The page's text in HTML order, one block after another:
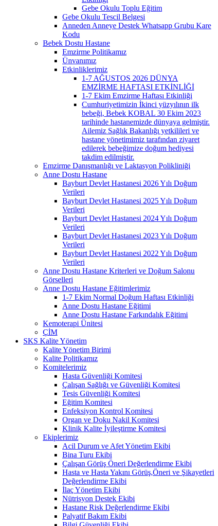
Gebe Okulu Toplu Eğitim
Gebe Okulu Tescil Belgesi
Anneden Anneye Destek Whatsapp Grubu Kare
Kodu
Bebek Dostu Hastane
Emzirme Politikamız
Ünvanımız
Etkinliklerimiz
1-7 AĞUSTOS 2026 DÜNYA
EMZİRME HAFTASI ETKİNLİĞİ
1-7 Ekim Emzirme Haftası Etkinliği
Cumhuriyetimizin İkinci yüzyılının ilk
bebeği, Bebek KOBAL 30 Ekim 2023
tarihinde hastanemizde dünyaya gelmiştir.
Ailemiz Sağlık Bakanlığı yetkilileri ve
hastane yönetimimiz tarafından ziyaret
edilerek bebeğimize doğum hediyesi
takdim edilmiştir.
Emzirme Danışmanlığı ve Laktasyon Polikliniği
Anne Dostu Hastane
Bayburt Devlet Hastanesi 2026 Yılı Doğum
Verileri
Bayburt Devlet Hastanesi 2025 Yılı Doğum
Verileri
Bayburt Devlet Hastanesi 2024 Yılı Doğum
Verileri
Bayburt Devlet Hastanesi 2023 Yılı Doğum
Verileri
Bayburt Devlet Hastanesi 2022 Yılı Doğum
Verileri
Anne Dostu Hastane Kriterleri ve Doğum Salonu
Görselleri
Anne Dostu Hastane Eğitimlerimiz
1-7 Ekim Normal Doğum Haftası Etkinliği
Anne Dostu Hastane Eğitimi
Anne Dostu Hastane Farkındalık Eğitimi
Kemoterapi Ünitesi
ÇİM
SKS Kalite Yönetim
Kalite Yönetim Birimi
Kalite Politikamız
Komitelerimiz
Hasta Güvenliği Komitesi
Çalışan Sağlığı ve Güvenliği Komitesi
Tesis Güvenliği Komitesi
Eğitim Komitesi
Enfeksiyon Kontrol Komitesi
Organ ve Doku Nakil Komitesi
Klinik Kalite İyileştirme Komitesi
Ekiplerimiz
Acil Durum ve Afet Yönetim Ekibi
Bina Turu Ekibi
Çalışan Görüş Öneri Değerlendirme Ekibi
Hasta ve Hasta Yakını Görüş,Öneri ve Şikayetleri
Değerlendirme Ekibi
İlaç Yönetim Ekibi
Nütrisyon Destek Ekibi
Hastane Risk Değerlendirme Ekibi
Palyatif Bakım Ekibi